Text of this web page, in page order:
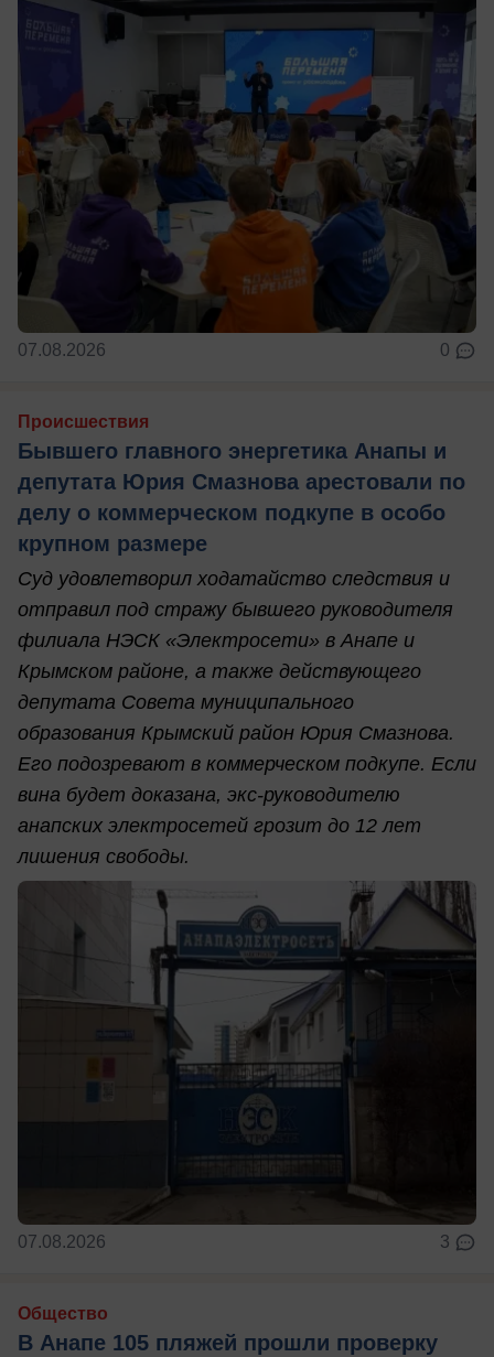
07.08.2026 0
Происшествия
Бывшего главного энергетика Анапы и
депутата Юрия Смазнова арестовали по
делу о коммерческом подкупе в особо
крупном размере
Суд удовлетворил ходатайство следствия и
отправил под стражу бывшего руководителя
филиала НЭСК «Электросети» в Анапе и
Крымском районе, а также действующего
депутата Совета муниципального
образования Крымский район Юрия Смазнова.
Его подозревают в коммерческом подкупе. Если
вина будет доказана, экс-руководителю
анапских электросетей грозит до 12 лет
лишения свободы.
07.08.2026 3
Общество
В Анапе 105 пляжей прошли проверку